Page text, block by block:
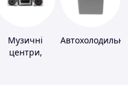
Музичні
центри,